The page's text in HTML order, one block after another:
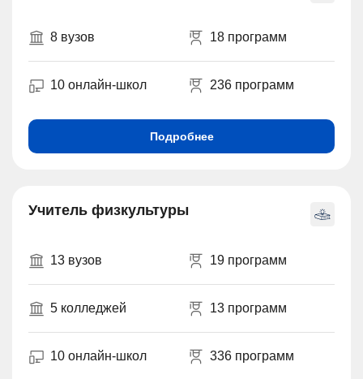
8 вузов 18 программ
10 онлайн-школ 236 программ
Подробнее
Учитель физкультуры
13 вузов 19 программ
5 колледжей 13 программ
10 онлайн-школ 336 программ